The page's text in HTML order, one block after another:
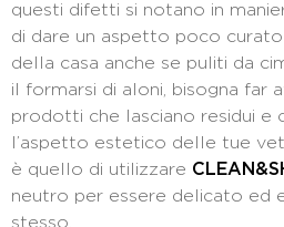
questi difetti si notano in
di dare un aspetto poco
della casa anche se puliti da
il formarsi di aloni, bisogna far
prodotti che lasciano residui e
l’aspetto estetico delle tue
è quello di utilizzare
neutro per essere delicato ed
stesso.